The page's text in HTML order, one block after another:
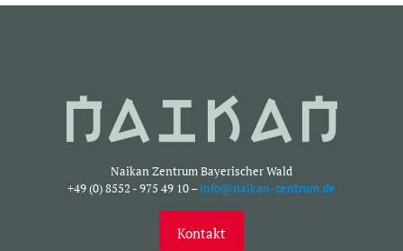
Naikan Zentrum Bayerischer Wald
+49 (0) 8552 - 975 49 10 –info@naikan-zentrum.de
Kontakt